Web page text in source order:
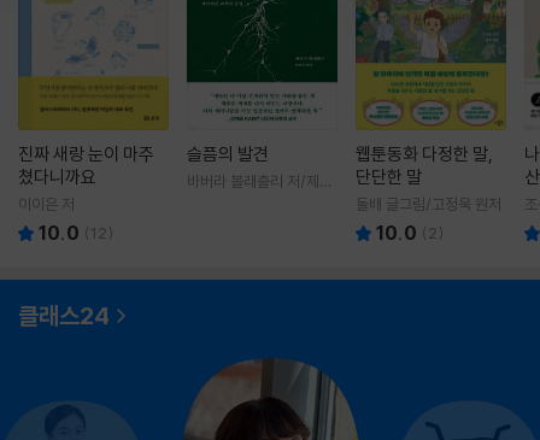
진짜 새랑 눈이 마주
쳤다니까요
이이은 저
10.0 (12)
슬픔의 발견
바버라 블래츨리 저/제효
웹툰동화 다정한 말,
단단한 말
돌배 글그림/고정욱 원저
10.0 ( 2)
클래스24